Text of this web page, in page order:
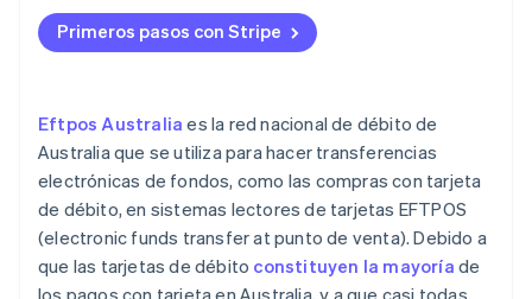
Confirma que el enrutamiento de menor costo esté
habilitado
Mira más allá de la tasa
Mantente atento a los cambios normativos
Primeros pasos con Stripe
Eftpos Australia es la red nacional de débito de
Australia que se utiliza para hacer transferencias
electrónicas de fondos, como las compras con tarjeta
de débito, en sistemas lectores de tarjetas EFTPOS
(electronic funds transfer at punto de venta). Debido a
que las tarjetas de débito constituyen la mayoría de